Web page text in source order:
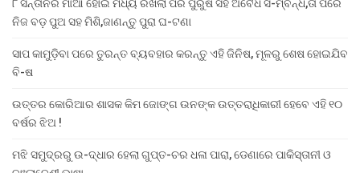
୮ ସନ୍ତାନର ମାଆ ହୋଇ ମଧ୍ୟ ରଖିଲା ପର ପୁରୁଷ ସହ ଅବୈଧ ସ-ମ୍ବନ୍ଧ,ତା ପରେ
ନିଜ ବଡ଼ ପୁଅ ସହ ମିଶି,ଜାଣନ୍ତୁ ପୁରା ଘ-ଟଣା
ସାପ କାମୁଡ଼ିବା ପରେ ତୁରନ୍ତ ବ୍ୟବହାର କରନ୍ତୁ ଏହି ଜିନିଷ, ମୂଳରୁ ଶେଷ ହୋଇଯିବ
ବି-ଷ
ଉତ୍ତର କୋରିଆର ଶାସକ କିମ ଜୋଙ୍ଗ ଉନଙ୍କ ଉତ୍ତରାଧିକାରୀ ହେବେ ଏହି ୧୦
ବର୍ଷର ଝିଅ !
ମଝି ସମୁଦ୍ରରୁ ଉ-ଦ୍ଧାର ହେଲା ଗୁପ୍ତ-ଚର ଧଳା ପାରା, ଡେଣାରେ ପାକିସ୍ତାନୀ ଓ